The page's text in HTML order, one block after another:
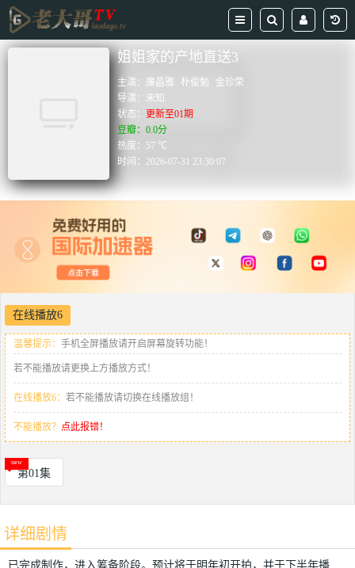
姐姐家的产地直送3
主演： 廉晶雅 朴俊勉
金珍荣
导演： 未知
状态： 更新至01期
豆瓣：0.0分
热度：57 ℃
时间： 2026-07-31 23:30:07
在线播放6
温馨提示： 手机全屏播放请开启屏幕旋转功能！
若不能播放请更换上方播放方式！
在线播放6： 若不能播放请切换在线播放组！
不能播放？ 点此报错！
第01集
详细剧情
已完成制作，进入筹备阶段。预计将于明年初开拍，并于下半年播